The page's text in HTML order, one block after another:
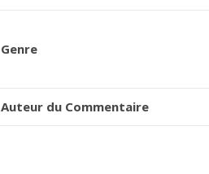
Genre
Auteur du Commentaire